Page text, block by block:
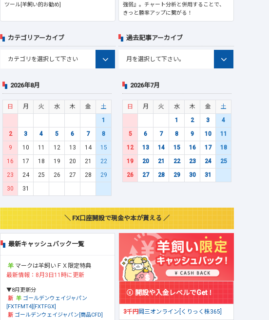
ツール[羊飼い的お勧め]
強弱』。チャート分析と併用することで、
きっと勝率アップに繋がる！
カテゴリアーカイブ 過去記事アーカイブ
2026年8月
日 月 火 水 木 金
土
1
2
3 4 5 6 7
8
9
10 11 12 13 14
15
16
17 18 19 20 21
22
23
24 25 26 27 28
29
30
31
2026年7月
日 月 火 水 木 金
土
1
2 3
4
5
6 7 8 9 10
11
12
13 14 15 16 17
18
19
20 21 22 23 24
25
26
27 28 29 30 31
＼ FX口座開設で現金や本が貰える ／
最新キャッシュバック一覧
マークは羊飼いＦＸ限定特典
最新情報：8月3日11時に更新
▼8月更新分
ゴールデンウェイジャパン
[FXTFMT4][FXTFGX]
ゴールデンウェイジャパン[商品CFD]
開設や入金レベルでGet！
3千円岡三オンライン[くりっく株365]